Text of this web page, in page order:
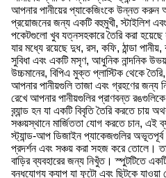
আপনার পানীয়ের প্যাকেজিংকে উন্নত করুন
প্রয়োজনের জন্য একটি বহুমুখী, স্টাইলিশ
পকেটগুলো খুব যত্নসহকারে তৈরি করা হয়েছে
যার মধ্যে রয়েছে দুধ, রস, কফি, ঠান্ডা
সুবিধা এবং একটি মসৃণ, আধুনিক নান্দনিক
উচ্চমানের, বিপিএ মুক্ত প্লাস্টিক থেকে
আপনার পানীয়গুলি তাজা এবং গ্রহণের জন্য
রেখে আপনার পানীয়গুলির প্রাণবন্ত
ব্র্যান্ড হন যা একটি বিবৃতি তৈরি করতে চায়
সঞ্চয়স্থানে মার্জিততা যোগ করতে চান, এই
স্ট্যান্ড-আপ ডিজাইন প্যাকেজগুলির অভূতপূর্ব
প্রদর্শন এবং সঞ্চয় করা সহজ করে তোলে।
বাড়ির ব্যবহারের জন্য নিখুঁত। স্পুটটিতে
বন্ধযোগ্য ক্যাপ যা ফুটো এবং ছিটকে যাওয়া